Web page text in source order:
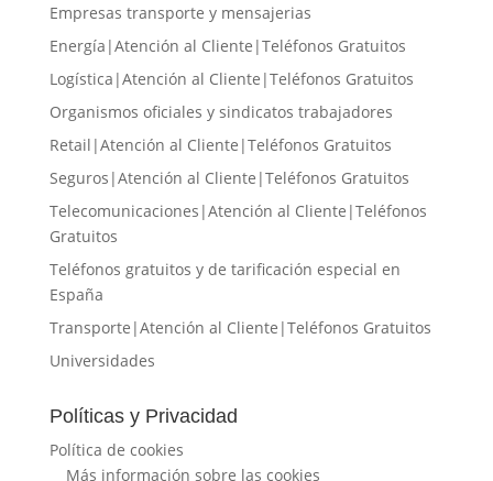
Empresas transporte y mensajerias
Energía|Atención al Cliente|Teléfonos Gratuitos
Logística|Atención al Cliente|Teléfonos Gratuitos
Organismos oficiales y sindicatos trabajadores
Retail|Atención al Cliente|Teléfonos Gratuitos
Seguros|Atención al Cliente|Teléfonos Gratuitos
Telecomunicaciones|Atención al Cliente|Teléfonos
Gratuitos
Teléfonos gratuitos y de tarificación especial en
España
Transporte|Atención al Cliente|Teléfonos Gratuitos
Universidades
Políticas y Privacidad
Política de cookies
Más información sobre las cookies